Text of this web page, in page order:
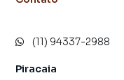
Comodidades do
Profissionais
(11) 94337-2988
Piracaia